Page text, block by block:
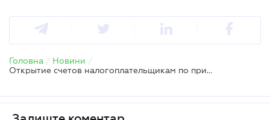
Головна / Новини /
Открытие счетов налогоплательщикам по принципу молчаливого согласия – проект Минфина